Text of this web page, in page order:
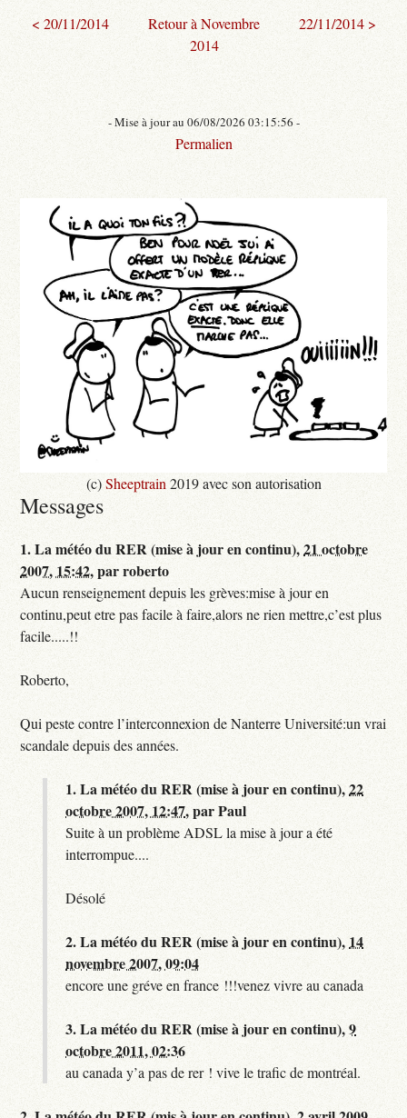
< 20/11/2014
Retour à Novembre
2014
22/11/2014 >
- Mise à jour au 06/08/2026 03:15:56 -
Permalien
(c)Sheeptrain 2019 avec son autorisation
Messages
1.La météo du RER (mise à jour en continu),21 octobre
2007, 15:42,parroberto
Aucun renseignement depuis les grèves:mise à jour en
continu,peut etre pas facile à faire,alors ne rien mettre,c’est plus
facile.....!!
Roberto,
Qui peste contre l’interconnexion de Nanterre Université:un vrai
scandale depuis des années.
1.La météo du RER (mise à jour en continu),22
octobre 2007, 12:47,parPaul
Suite à un problème ADSL la mise à jour a été
interrompue....
Désolé
2.La météo du RER (mise à jour en continu), 14
novembre 2007, 09:04
encore une gréve en france !!!venez vivre au canada
3.La météo du RER (mise à jour en continu),9
octobre 2011, 02:36
au canada y’a pas de rer ! vive le trafic de montréal.